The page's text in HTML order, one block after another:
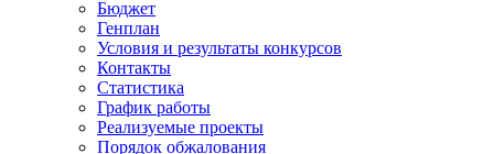
Бюджет
Генплан
Условия и результаты конкурсов
Контакты
Статистика
График работы
Реализуемые проекты
Порядок обжалования